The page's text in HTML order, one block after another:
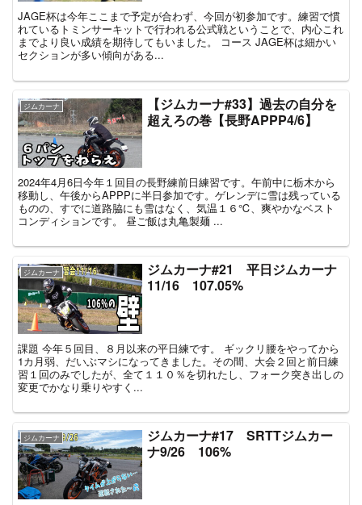
JAGE杯は今年ここまで予定が合わず、今回が初参加です。練習で慣
れているトミンサーキットで行われる公式戦ということで、内心これ
までより良い成績を期待してもいました。 コース JAGE杯は細かい
セクションが多い傾向がある...
ジムカーナ
【ジムカーナ#33】過去の自分を
超えろの巻【長野APPP4/6】
2024年4月6日今年１回目の長野練前日練習です。午前中に栃木から
移動し、午後からAPPPに半日参加です。ゲレンデに雪は残っている
ものの、すでに道路脇にも雪はなく、気温１６℃、爽やかなベスト
コンディションです。 昼ご飯は丸亀製麺 ...
ジムカーナ
ジムカーナ#21 平日ジムカーナ
11/16 107.05%
課題 今年５回目、８月以来の平日練です。 ギックリ腰をやってから
1カ月弱、だいぶマシになってきました。その間、大会２回と前日練
習１回のみでしたが、全て１１０％を切れたし、フォーク突き出しの
変更でかなり乗りやすく...
ジムカーナ
ジムカーナ#17 SRTTジムカー
ナ9/26 106%